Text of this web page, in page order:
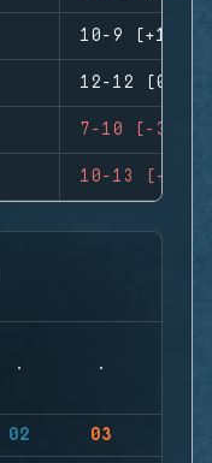
10-9 (+1)
12-12 (0)
7-10 (-3)
10-13 (-3)
02 03